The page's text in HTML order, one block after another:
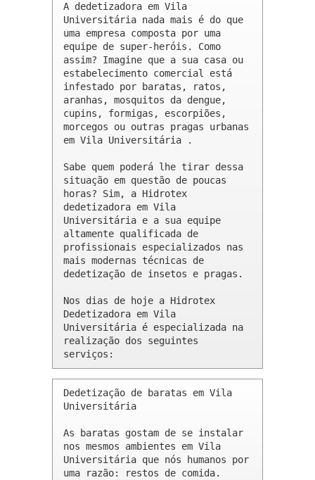
A dedetizadora em Vila
Universitária nada mais é do que
uma empresa composta por uma
equipe de super-heróis. Como
assim? Imagine que a sua casa ou
estabelecimento comercial está
infestado por baratas, ratos,
aranhas, mosquitos da dengue,
cupins, formigas, escorpiões,
morcegos ou outras pragas urbanas
em Vila Universitária .
Sabe quem poderá lhe tirar dessa
situação em questão de poucas
horas? Sim, a Hidrotex
dedetizadora em Vila
Universitária e a sua equipe
altamente qualificada de
profissionais especializados nas
mais modernas técnicas de
dedetização de insetos e pragas.
Nos dias de hoje a Hidrotex
Dedetizadora em Vila
Universitária é especializada na
realização dos seguintes
serviços:
Dedetização de baratas em Vila
Universitária
As baratas gostam de se instalar
nos mesmos ambientes em Vila
Universitária que nós humanos por
uma razão: restos de comida.